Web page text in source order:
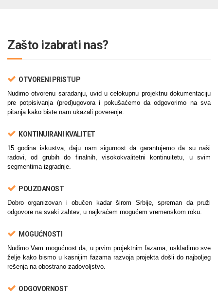
Zašto izabrati nas?
OTVORENI PRISTUP
Nudimo otvorenu saradanju, uvid u celokupnu projektnu dokumentaciju
pre potpisivanja (pred)ugovora i pokušaćemo da odgovorimo na sva
pitanja kako biste nam ukazali poverenje.
KONTINUIRANI KVALITET
15 godina iskustva, daju nam sigurnost da garantujemo da su naši
radovi, od grubih do finalnih, visokokvalitetni kontinuitetu, u svim
segmentima izgradnje.
POUZDANOST
Dobro organizovan i obučen kadar širom Srbije, spreman da pruži
odgovore na svaki zahtev, u najkraćem mogućem vremenskom roku.
MOGUĆNOSTI
Nudimo Vam mogućnost da, u prvim projektnim fazama, uskladimo sve
želje kako bismo u kasnijim fazama razvoja projekta došli do najboljeg
rešenja na obostrano zadovoljstvo.
ODGOVORNOST